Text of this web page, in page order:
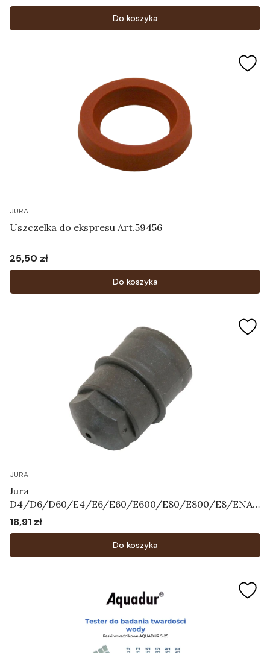
Do koszyka
JURA
Uszczelka do ekspresu Art.59456
Cena
25,50 zł
Do koszyka
JURA
Jura
D4/D6/D60/E4/E6/E60/E600/E80/E800/E8/ENA3
/ENA5/ENA7/ENA9/ENA
X1/F7/F8/F85/J5/J7/J9.4/XJ5/XJ6/XJ9/WE50/WE6/
WE8 - Dysza Art.66590
Cena
18,91 zł
Do koszyka